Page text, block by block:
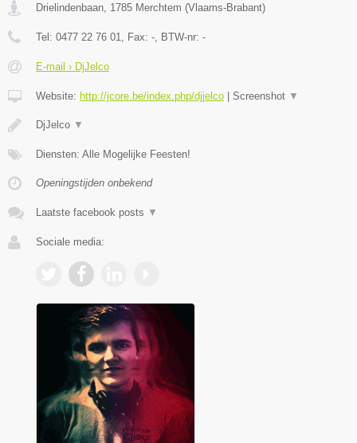
Drielindenbaan 1785 Merchtem (Vlaams-Brabant)
Tel: 0477 22 76 01 , Fax: - , BTW-nr: -
E-mail › DjJelco
Website: http://jcore.be/index.php/djjelco | Screenshot ▼
DjJelco ▼
Diensten: Alle Mogelijke Feesten!
Openingstijden onbekend
Laatste facebook posts ▼
Sociale media: